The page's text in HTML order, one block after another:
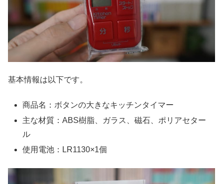
基本情報は以下です。
商品名：ボタンの大きなキッチンタイマー
主な材質：ABS樹脂、ガラス、磁石、ポリアセター
ル
使用電池：LR1130×1個